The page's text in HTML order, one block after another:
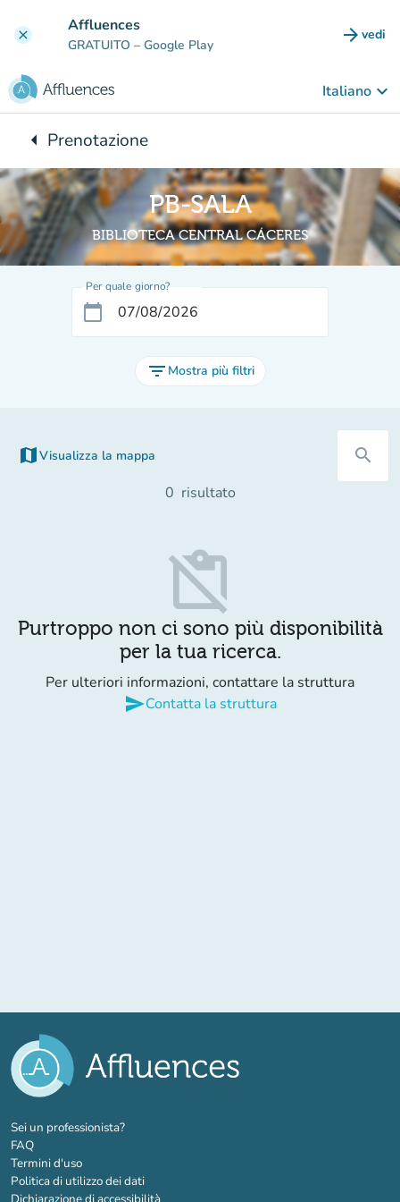
clear Affluences
GRATUITO – Google Play arrow_forward vedi
Italiano keyboard_arrow_down
arrow_leftTorna a:
Prenotazione
PB-SALA
BIBLIOTECA CENTRAL CÁCERES
Per quale giorno?
calendar_today
filter_list Mostra più filtri
map Visualizza la mappa
(nuova scheda) search
0 risultato
content_paste_off
Purtroppo non ci sono più disponibilità
per la tua ricerca.
Per ulteriori informazioni, contattare la struttura
sendContatta la struttura
Sei un professionista?(nuova scheda)
FAQ
Termini d'uso
Politica di utilizzo dei dati